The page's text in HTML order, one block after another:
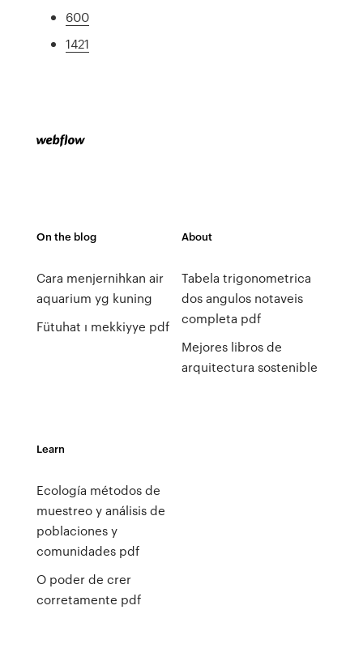
600
1421
On the blog
Cara menjernihkan air
aquarium yg kuning
Fütuhat ı mekkiyye pdf
About
Tabela trigonometrica
dos angulos notaveis
completa pdf
Mejores libros de
arquitectura sostenible
Learn
Ecología métodos de
muestreo y análisis de
poblaciones y
comunidades pdf
O poder de crer
corretamente pdf